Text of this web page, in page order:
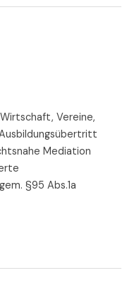
Vereine,
Mediation
§95 Abs.1a